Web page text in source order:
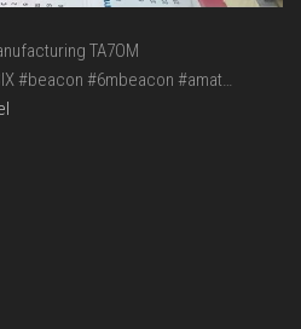
TA7OM
#beacon #6mbeacon #amat…